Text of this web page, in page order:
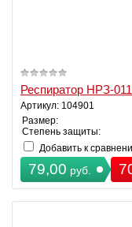
Респиратор НРЗ-
Артикул: 104901
Размер:
Степень защиты:
Добавить к
79,00 руб.